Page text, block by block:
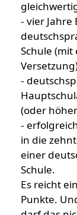
- vier Jahre
Schule
-
(oder
-
in die
einer
Schule.
Es reicht
Punkte.